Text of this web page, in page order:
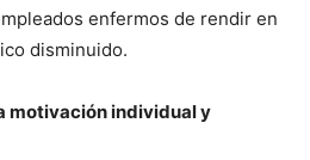
enfermos de rendir en
disminuido.
motivación individual y